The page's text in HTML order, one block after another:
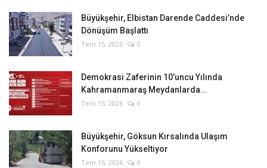
Büyükşehir, Elbistan Darende Caddesi’nde
Dönüşüm Başlattı
Tem 15, 2026 0
Demokrasi Zaferinin 10’uncu Yılında
Kahramanmaraş Meydanlarda...
Tem 15, 2026 0
Büyükşehir, Göksun Kırsalında Ulaşım
Konforunu Yükseltiyor
Tem 15, 2026 0